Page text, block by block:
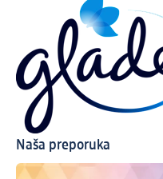
Naša preporuka